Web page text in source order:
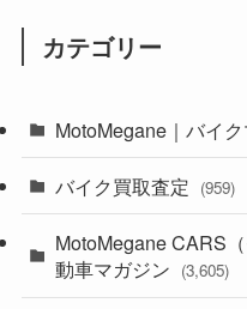
カテゴリー
MotoMegane｜バイ
(44)
バイク買取査定 (959)
MotoMegane CARS
動車マガジン (3,605)